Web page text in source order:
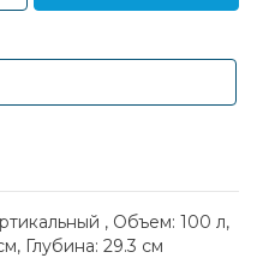
, Объем: 100 л,
Глубина: 29.3 см